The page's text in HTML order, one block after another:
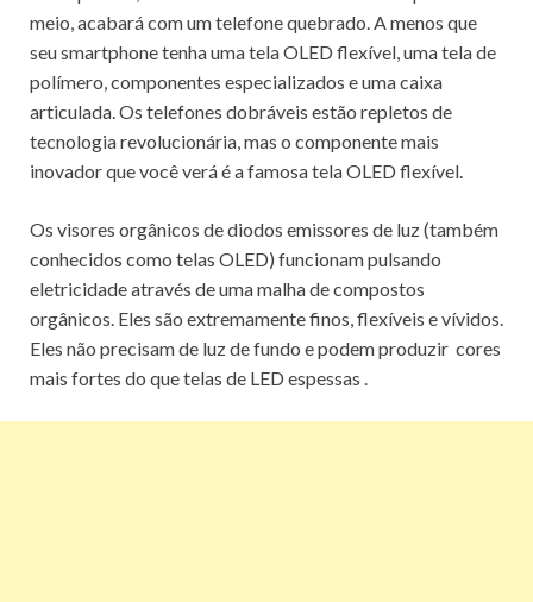
meio, acabará com um telefone quebrado. A menos que
seu smartphone tenha uma tela OLED flexível, uma tela de
polímero, componentes especializados e uma caixa
articulada. Os telefones dobráveis ​​estão repletos de
tecnologia revolucionária, mas o componente mais
inovador que você verá é a famosa tela OLED flexível.
Os visores orgânicos de diodos emissores de luz (também
conhecidos como telas OLED) funcionam pulsando
eletricidade através de uma malha de compostos
orgânicos. Eles são extremamente finos, flexíveis e vívidos.
Eles não precisam de luz de fundo e podem produzir cores
mais fortes do que telas de LED espessas